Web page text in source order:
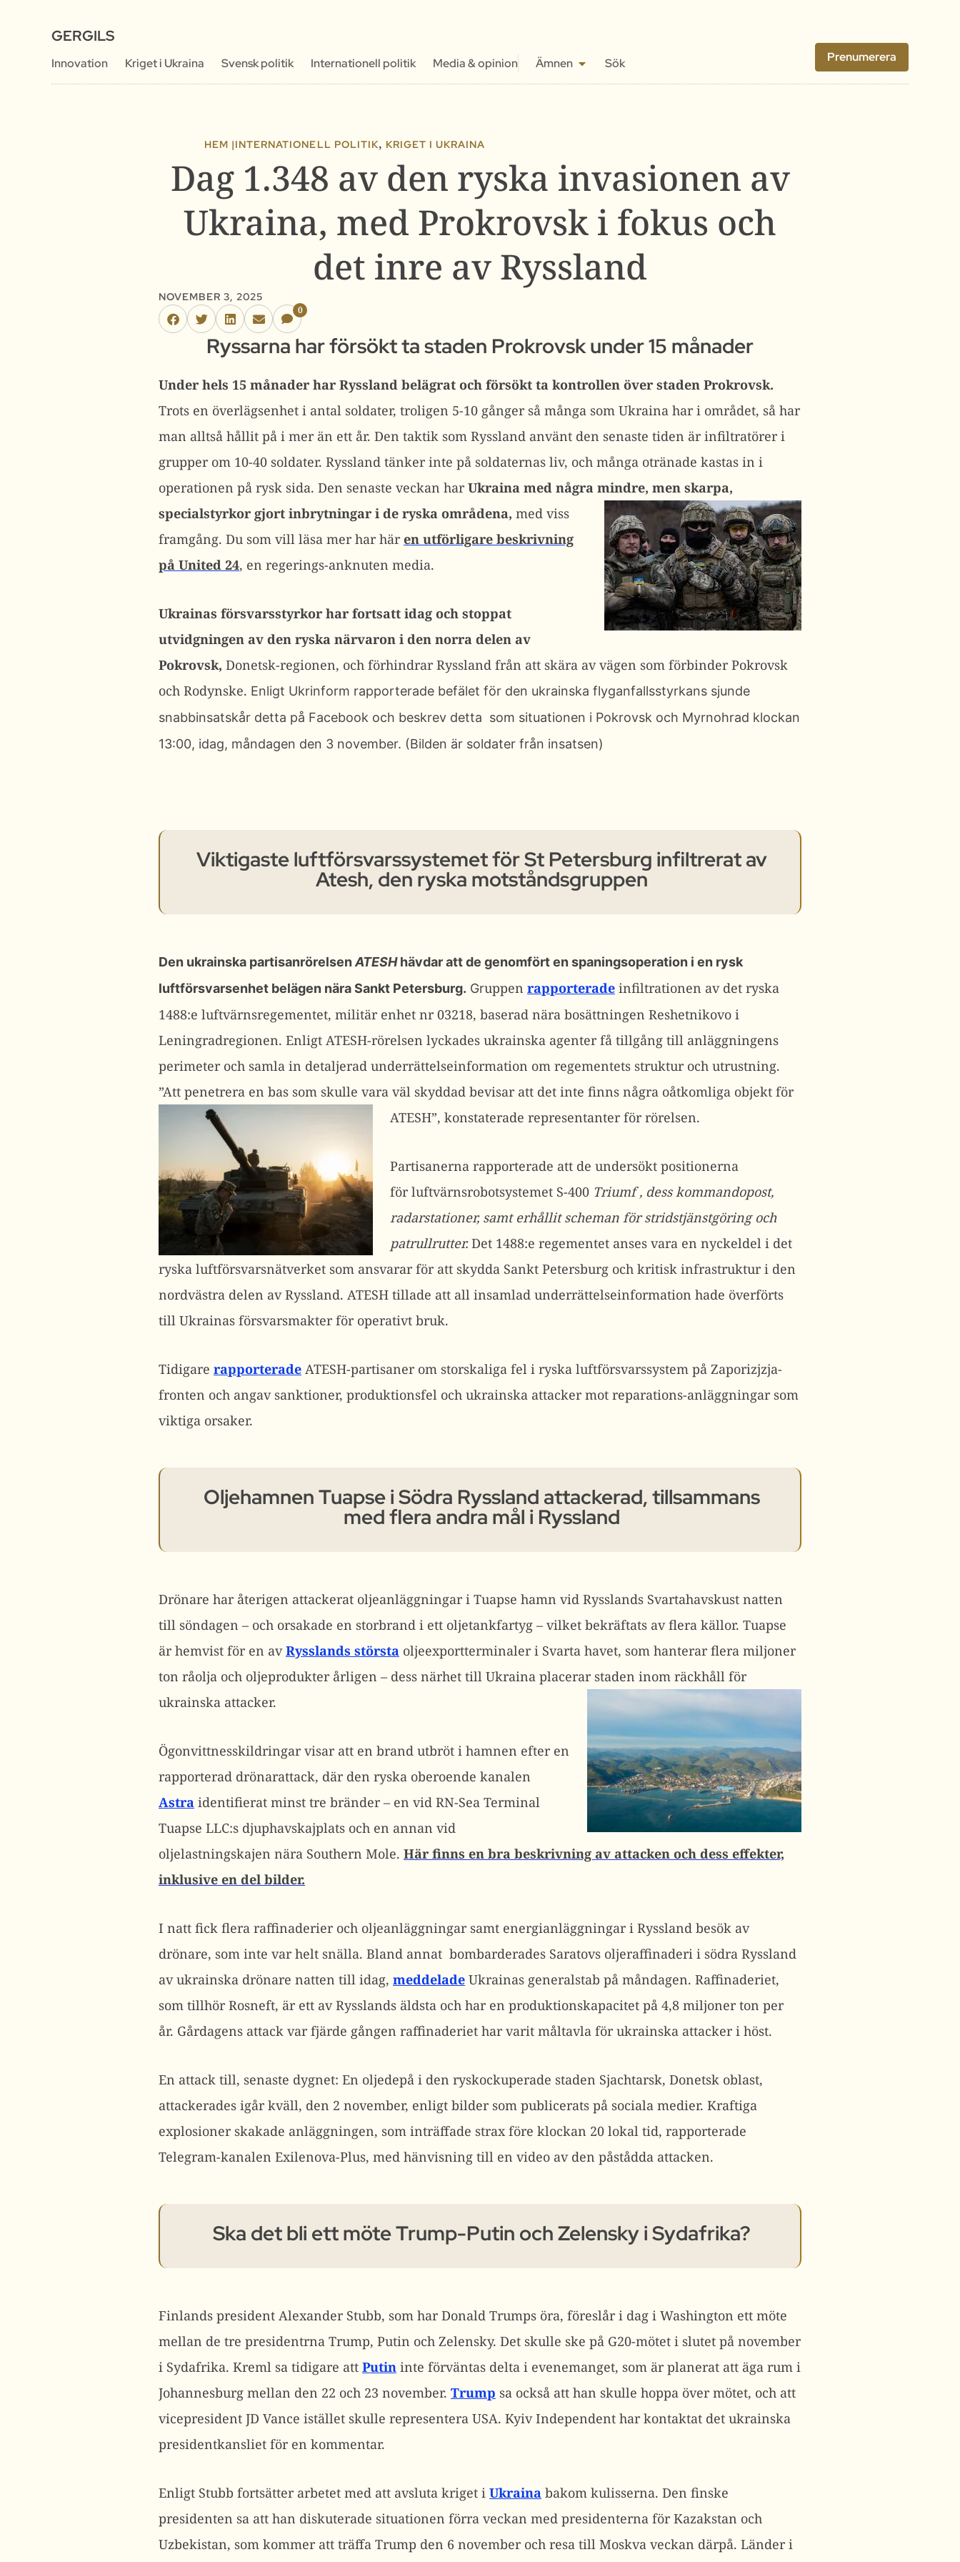
GERGILS
Innovation Kriget i Ukraina Svensk politik Internationell politik Media & opinion Ämnen Sök Prenumerera
HEM |INTERNATIONELL POLITIK, KRIGET I UKRAINA
Dag 1.348 av den ryska invasionen av
Ukraina, med Prokrovsk i fokus och
det inre av Ryssland
NOVEMBER 3, 2025
0
Ryssarna har försökt ta staden Prokrovsk under 15 månader
Under hels 15 månader har Ryssland belägrat och försökt ta kontrollen över staden Prokrovsk.
Trots en överlägsenhet i antal soldater, troligen 5-10 gånger så många som Ukraina har i området, så har
man alltså hållit på i mer än ett år. Den taktik som Ryssland använt den senaste tiden är infiltratörer i
grupper om 10-40 soldater. Ryssland tänker inte på soldaternas liv, och många otränade kastas in i
operationen på rysk sida. Den senaste veckan harUkraina med några mindre, men skarpa,
specialstyrkor gjort inbrytningar i de ryska områdena, med viss
framgång. Du som vill läsa mer har hären utförligare beskrivning
på United 24, en regerings-anknuten media.
Ukrainas försvarsstyrkor har fortsatt idag och stoppat
utvidgningen av den ryska närvaron i den norra delen av
Pokrovsk, Donetsk-regionen, och förhindrar Ryssland från att skära av vägen som förbinder Pokrovsk
och Rodynske. Enligt Ukrinform rapporterade befälet för den ukrainska flyganfallsstyrkans sjunde
snabbinsatskår detta på Facebook och beskrev detta som situationen i Pokrovsk och Myrnohrad klockan
13:00, idag, måndagen den 3 november. (Bilden är soldater från insatsen)
Viktigaste luftförsvarssystemet för St Petersburg infiltrerat av
Atesh, den ryska motståndsgruppen
Den ukrainska partisanrörelsen ATESHhävdar att de genomfört en spaningsoperation i en rysk
luftförsvarsenhet belägen nära Sankt Petersburg. Gruppen rapporterade infiltrationen av det ryska
1488:e luftvärnsregementet, militär enhet nr 03218, baserad nära bosättningen Reshetnikovo i
Leningradregionen. Enligt ATESH-rörelsen lyckades ukrainska agenter få tillgång till anläggningens
perimeter och samla in detaljerad underrättelseinformation om regementets struktur och utrustning.
”Att penetrera en bas som skulle vara väl skyddad bevisar att det inte finns några oåtkomliga objekt för
ATESH”, konstaterade representanter för rörelsen.
Partisanerna rapporterade att de undersökt positionerna
för luftvärnsrobotsystemet S-400 Triumf , dess kommandopost,
radarstationer, samt erhållit scheman för stridstjänstgöring och
patrullrutter.Det 1488:e regementet anses vara en nyckeldel i det
ryska luftförsvarsnätverket som ansvarar för att skydda Sankt Petersburg och kritisk infrastruktur i den
nordvästra delen av Ryssland. ATESH tillade att all insamlad underrättelseinformation hade överförts
till Ukrainas försvarsmakter för operativt bruk.
Tidigare rapporterade ATESH-partisaner om storskaliga fel i ryska luftförsvarssystem på Zaporizjzja-
fronten och angav sanktioner, produktionsfel och ukrainska attacker mot reparations-anläggningar som
viktiga orsaker.
Oljehamnen Tuapse i Södra Ryssland attackerad, tillsammans
med flera andra mål i Ryssland
Drönare har återigen attackerat oljeanläggningar i Tuapse hamn vid Rysslands Svartahavskust natten
till söndagen – och orsakade en storbrand i ett oljetankfartyg – vilket bekräftats av flera källor. Tuapse
är hemvist för en avRysslands största oljeexportterminaler i Svarta havet, som hanterar flera miljoner
ton råolja och oljeprodukter årligen – dess närhet till Ukraina placerar staden inom räckhåll för
ukrainska attacker.
Ögonvittnesskildringar visar att en brand utbröt i hamnen efter en
rapporterad drönarattack, där den ryska oberoende kanalen
Astra identifierat minst tre bränder – en vid RN-Sea Terminal
Tuapse LLC:s djuphavskajplats och en annan vid
oljelastningskajen nära Southern Mole. Här finns en bra beskrivning av attacken och dess effekter,
inklusive en del bilder.
I natt fick flera raffinaderier och oljeanläggningar samt energianläggningar i Ryssland besök av
drönare, som inte var helt snälla. Bland annat bombarderades Saratovs oljeraffinaderi i södra Ryssland
av ukrainska drönare natten till idag, meddelade Ukrainas generalstab på måndagen. Raffinaderiet,
som tillhör Rosneft, är ett av Rysslands äldsta och har en produktionskapacitet på 4,8 miljoner ton per
år. Gårdagens attack var fjärde gången raffinaderiet har varit måltavla för ukrainska attacker i höst.
En attack till, senaste dygnet: En oljedepå i den ryskockuperade staden Sjachtarsk, Donetsk oblast,
attackerades igår kväll, den 2 november, enligt bilder som publicerats på sociala medier. Kraftiga
explosioner skakade anläggningen, som inträffade strax före klockan 20 lokal tid, rapporterade
Telegram-kanalen Exilenova-Plus, med hänvisning till en video av den påstådda attacken.
Ska det bli ett möte Trump-Putin och Zelensky i Sydafrika?
Finlands president Alexander Stubb, som har Donald Trumps öra, föreslår i dag i Washington ett möte
mellan de tre presidentrna Trump, Putin och Zelensky. Det skulle ske på G20-mötet i slutet på november
i Sydafrika. Kreml sa tidigare att Putin inte förväntas delta i evenemanget, som är planerat att äga rum i
Johannesburg mellan den 22 och 23 november. Trump sa också att han skulle hoppa över mötet, och att
vicepresident JD Vance istället skulle representera USA. Kyiv Independent har kontaktat det ukrainska
presidentkansliet för en kommentar.
Enligt Stubb fortsätter arbetet med att avsluta kriget i Ukraina bakom kulisserna. Den finske
presidenten sa att han diskuterade situationen förra veckan med presidenterna för Kazakstan och
Uzbekistan, som kommer att träffa Trump den 6 november och resa till Moskva veckan därpå. Länder i